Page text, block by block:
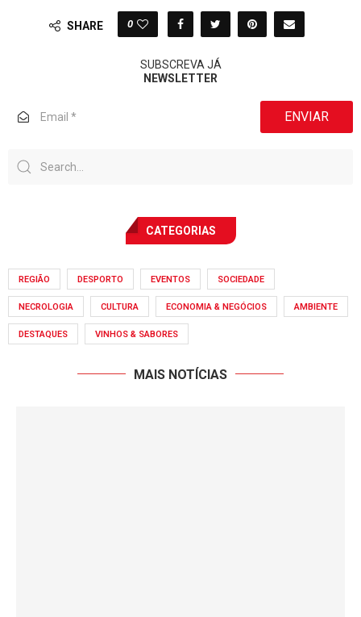
SHARE 0
SUBSCREVA JÁ
NEWSLETTER
ENVIAR
CATEGORIAS
REGIÃO DESPORTO EVENTOS SOCIEDADE
NECROLOGIA CULTURA ECONOMIA & NEGÓCIOS AMBIENTE
DESTAQUES VINHOS & SABORES
MAIS NOTÍCIAS